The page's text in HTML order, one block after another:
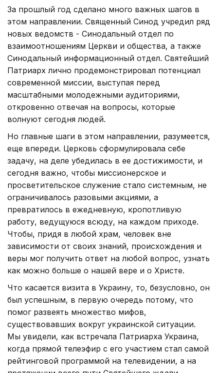
За прошлый год сделано много важных шагов в
этом направлении. Священный Синод учредил ряд
новых ведомств - Синодальный отдел по
взаимоотношениям Церкви и общества, а также
Синодальный информационный отдел. Святейший
Патриарх лично продемонстрировал потенциал
современной миссии, выступая перед
масштабными молодежными аудиториями,
откровенно отвечая на вопросы, которые
волнуют сегодня людей.
Но главные шаги в этом направлении, разумеется,
еще впереди. Церковь сформулировала себе
задачу, на деле убедилась в ее достижимости, и
сегодня важно, чтобы миссионерское и
просветительское служение стало системным, не
ограничивалось разовыми акциями, а
превратилось в ежедневную, кропотливую
работу, ведущуюся всюду, на каждом приходе.
Чтобы, придя в любой храм, человек вне
зависимости от своих знаний, происхождения и
веры мог получить ответ на любой вопрос, узнать
как можно больше о нашей вере и о Христе.
Что касается визита в Украину, то, безусловно, он
был успешным, в первую очередь потому, что
помог развеять множество мифов,
существовавших вокруг украинской ситуации.
Мы увидели, как встречала Патриарха Украина,
когда прямой телеэфир с его участием стал самой
рейтинговой программой на телевидении, а на